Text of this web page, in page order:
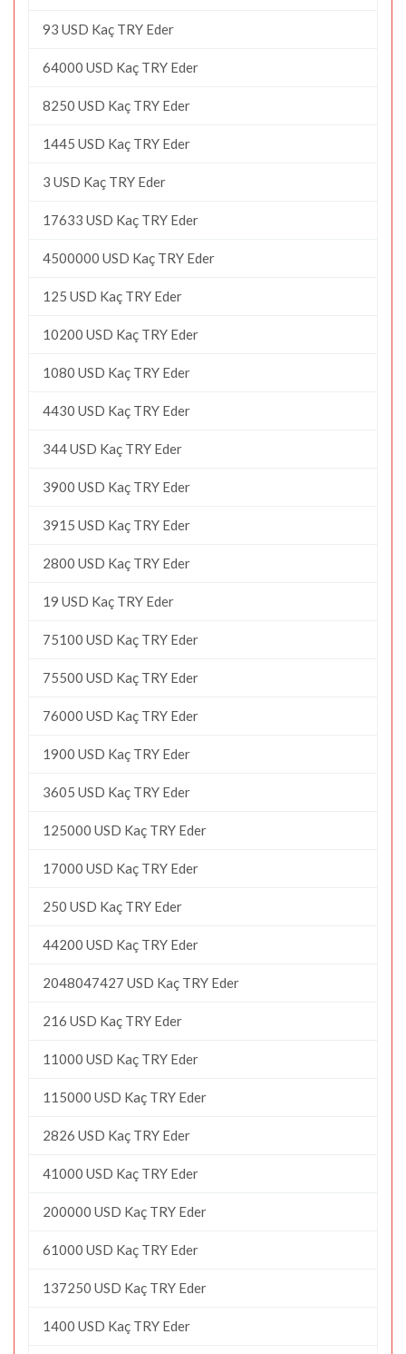
93 USD Kaç TRY Eder
64000 USD Kaç TRY Eder
8250 USD Kaç TRY Eder
1445 USD Kaç TRY Eder
3 USD Kaç TRY Eder
17633 USD Kaç TRY Eder
4500000 USD Kaç TRY Eder
125 USD Kaç TRY Eder
10200 USD Kaç TRY Eder
1080 USD Kaç TRY Eder
4430 USD Kaç TRY Eder
344 USD Kaç TRY Eder
3900 USD Kaç TRY Eder
3915 USD Kaç TRY Eder
2800 USD Kaç TRY Eder
19 USD Kaç TRY Eder
75100 USD Kaç TRY Eder
75500 USD Kaç TRY Eder
76000 USD Kaç TRY Eder
1900 USD Kaç TRY Eder
3605 USD Kaç TRY Eder
125000 USD Kaç TRY Eder
17000 USD Kaç TRY Eder
250 USD Kaç TRY Eder
44200 USD Kaç TRY Eder
2048047427 USD Kaç TRY Eder
216 USD Kaç TRY Eder
11000 USD Kaç TRY Eder
115000 USD Kaç TRY Eder
2826 USD Kaç TRY Eder
41000 USD Kaç TRY Eder
200000 USD Kaç TRY Eder
61000 USD Kaç TRY Eder
137250 USD Kaç TRY Eder
1400 USD Kaç TRY Eder